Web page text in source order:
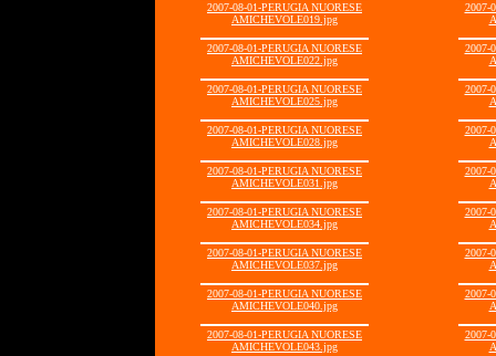
2007-08-01-PERUGIA NUORESE
AMICHEVOLE019.jpg
2007-
2007-08-01-PERUGIA NUORESE
AMICHEVOLE022.jpg
2007-
2007-08-01-PERUGIA NUORESE
AMICHEVOLE025.jpg
2007-
2007-08-01-PERUGIA NUORESE
AMICHEVOLE028.jpg
2007-
2007-08-01-PERUGIA NUORESE
AMICHEVOLE031.jpg
2007-
2007-08-01-PERUGIA NUORESE
AMICHEVOLE034.jpg
2007-
2007-08-01-PERUGIA NUORESE
AMICHEVOLE037.jpg
2007-
2007-08-01-PERUGIA NUORESE
AMICHEVOLE040.jpg
2007-
2007-08-01-PERUGIA NUORESE
AMICHEVOLE043.jpg
2007-